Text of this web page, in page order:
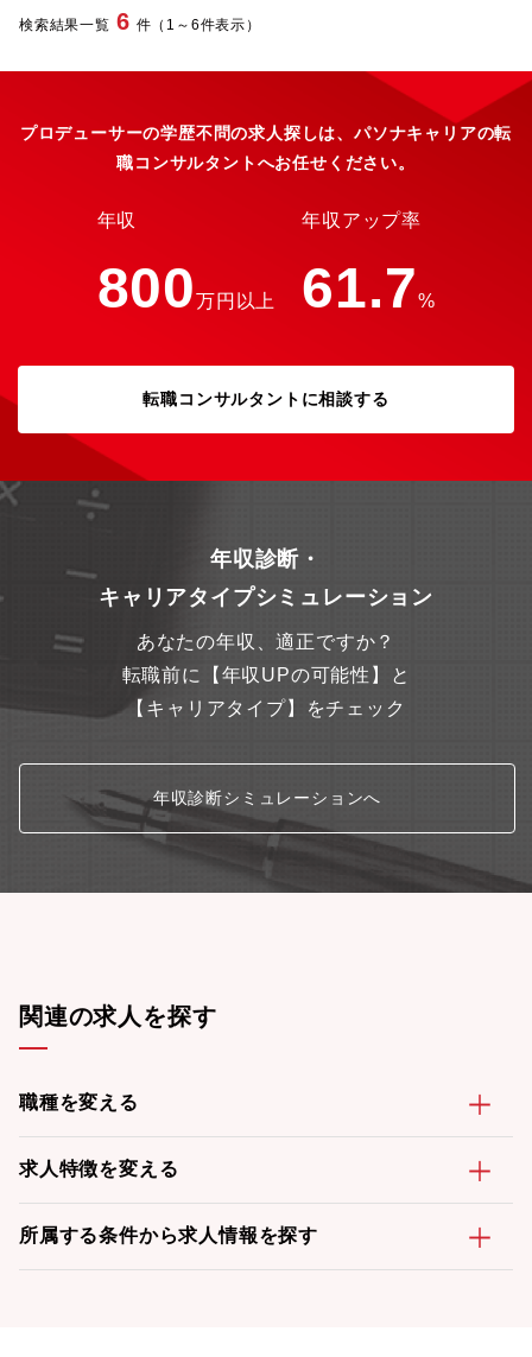
の友に手を差し伸べる姿勢を大切にしています。チームプレーや
数・PV・UU・視聴維持率等）の分析および改善提案■外部コンテ
析・トレンド分析などのマーケティング業務■新規動画企画の立案
および既存コンテンツの改善※応募時はポートフォリオまたは実
績URLの提出必須※本ポジションはコンテンツ企画がメインとな
り、実際の運用（Xへの投稿やYoutube動画編集等）は外部委託に
依頼します【ポジションの魅力】■企画～分析まで一気通貫：単な
社メディア：YouTubeやSNSを通じて多くのユーザーにリーチ可
自らのアイデアを形にできる環境■キャリア拡張性：将来的には新
規サービス企画やマーケティング領域にも関われる
検索結果一覧 6 件（1～6件表示）
プロデューサーの学歴不問の求人探しは、パソナキャリアの転
職コンサルタントへお任せください。
年収
800万円以上
年収アップ率
61.7%
転職コンサルタントに相談する
年収診断・
キャリアタイプシミュレーション
あなたの年収、適正ですか？
転職前に【年収UPの可能性】と
【キャリアタイプ】をチェック
年収診断シミュレーションへ
関連の求人を探す
職種を変える
求人特徴を変える
所属する条件から求人情報を探す